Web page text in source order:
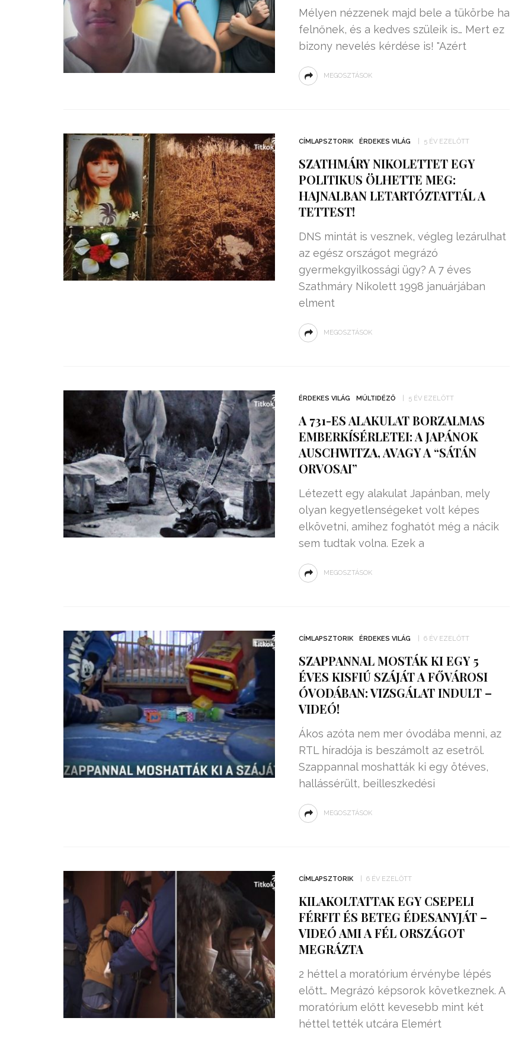
Mélyen nézzenek majd bele a tükörbe ha
felnőnek, és a kedves szüleik is… Mert ez
bizony nevelés kérdése is! "Azért
MEGOSZTÁSOK
CÍMLAPSZTORIK ÉRDEKES VILÁG 5 ÉV EZELŐTT
SZATHMÁRY NIKOLETTET EGY
POLITIKUS ÖLHETTE MEG:
HAJNALBAN LETARTÓZTATTÁL A
TETTEST!
DNS mintát is vesznek, végleg lezárulhat
az egész országot megrázó
gyermekgyilkossági ügy? A 7 éves
Szathmáry Nikolett 1998 januárjában
elment
MEGOSZTÁSOK
ÉRDEKES VILÁG MÚLTIDÉZŐ 5 ÉV EZELŐTT
A 731-ES ALAKULAT BORZALMAS
EMBERKÍSÉRLETEI: A JAPÁNOK
AUSCHWITZA, AVAGY A “SÁTÁN
ORVOSAI”
Létezett egy alakulat Japánban, mely
olyan kegyetlenségeket volt képes
elkövetni, amihez foghatót még a nácik
sem tudtak volna. Ezek a
MEGOSZTÁSOK
CÍMLAPSZTORIK ÉRDEKES VILÁG 6 ÉV EZELŐTT
SZAPPANNAL MOSTÁK KI EGY 5
ÉVES KISFIÚ SZÁJÁT A FŐVÁROSI
ÓVODÁBAN: VIZSGÁLAT INDULT –
VIDEÓ!
Ákos azóta nem mer óvodába menni, az
RTL híradója is beszámolt az esetről.
Szappannal moshatták ki egy ötéves,
hallássérült, beilleszkedési
MEGOSZTÁSOK
CÍMLAPSZTORIK 6 ÉV EZELŐTT
KILAKOLTATTAK EGY CSEPELI
FÉRFIT ÉS BETEG ÉDESANYJÁT –
VIDEÓ AMI A FÉL ORSZÁGOT
MEGRÁZTA
2 héttel a moratórium érvénybe lépés
előtt… Megrázó képsorok következnek. A
moratórium előtt kevesebb mint két
héttel tették utcára Elemért